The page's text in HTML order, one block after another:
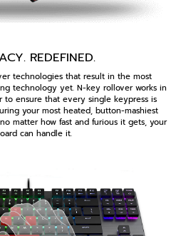
REDEFINED.
technologies that result in the most
technology yet. N-key rollover works in
ensure that every single keypress is
your most heated, button-mashiest
matter how fast and furious it gets, your
can handle it.